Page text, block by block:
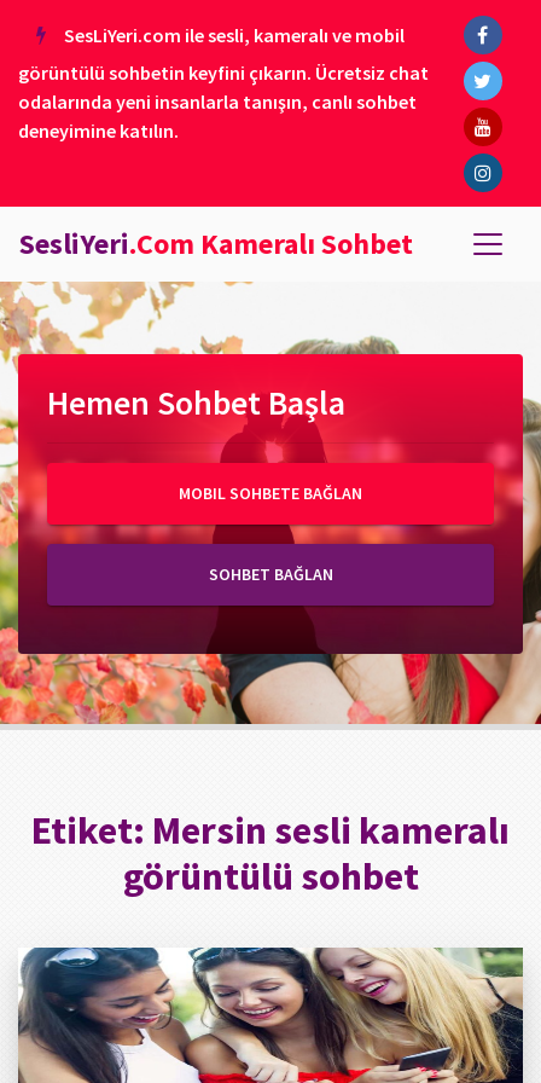
SesLiYeri.com ile sesli, kameralı ve mobil
görüntülü sohbetin keyfini çıkarın. Ücretsiz chat
odalarında yeni insanlarla tanışın, canlı sohbet
deneyimine katılın.
SesliYeri.Com Kameralı Sohbet
Hemen Sohbet Başla
MOBIL SOHBETE BAĞLAN
SOHBET BAĞLAN
Etiket: Mersin sesli kameralı
görüntülü sohbet